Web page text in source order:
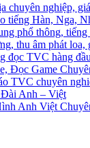
chuyên nghiệp,
tiếng Hàn, Nga,
phổ thông,
thu âm phát loa,
đọc TVC hàng
Đọc Game
TVC chuyên
Anh – Việt
Anh Việt